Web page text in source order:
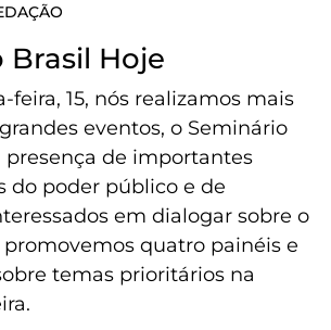
Brasil Hoje
feira, 15, nós realizamos mais
eventos, o Seminário
presença de importantes
do poder público e de
em dialogar sobre o
quatro painéis e
temas prioritários na